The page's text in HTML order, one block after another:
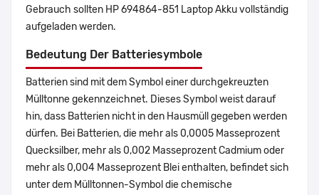
Gebrauch sollten HP 694864-851 Laptop Akku vollständig
aufgeladen werden.
Bedeutung Der Batteriesymbole
Batterien sind mit dem Symbol einer durchgekreuzten
Mülltonne gekennzeichnet. Dieses Symbol weist darauf
hin, dass Batterien nicht in den Hausmüll gegeben werden
dürfen. Bei Batterien, die mehr als 0,0005 Masseprozent
Quecksilber, mehr als 0,002 Masseprozent Cadmium oder
mehr als 0,004 Masseprozent Blei enthalten, befindet sich
unter dem Mülltonnen-Symbol die chemische